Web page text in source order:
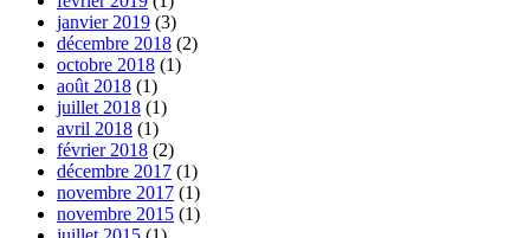
janvier 2019 (3)
décembre 2018 (2)
octobre 2018 (1)
août 2018 (1)
juillet 2018 (1)
avril 2018 (1)
février 2018 (2)
décembre 2017 (1)
novembre 2017 (1)
novembre 2015 (1)